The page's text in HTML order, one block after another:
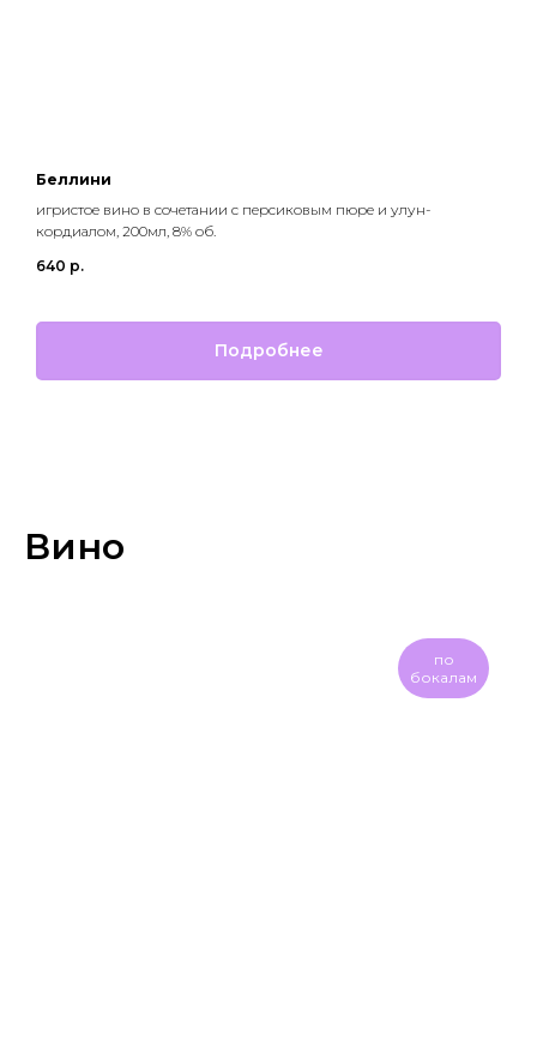
Беллини
игристое вино в сочетании с персиковым пюре и улун-
кордиалом, 200мл, 8% об.
640 р.
Подробнее
Вино
по
бокалам